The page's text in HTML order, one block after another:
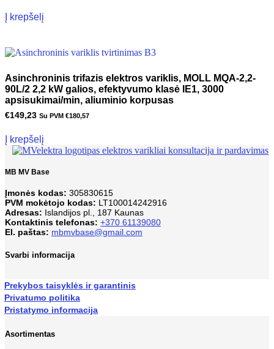
Į krepšelį
Asinchroninis trifazis elektros variklis, MOLL MQA-2,2-
90L/2 2,2 kW galios, efektyvumo klasė IE1, 3000
apsisukimai/min, aliuminio korpusas
€149,23 Su PVM €180,57
Į krepšelį
MB MV Base
Įmonės kodas: 305830615
PVM mokėtojo kodas: LT100014242916
Adresas: Islandijos pl., 187 Kaunas
Kontaktinis telefonas: +370 61139080
El. paštas: mbmvbase@gmail.com
Svarbi informacija
Prekybos taisyklės ir garantinis
Privatumo politika
Pristatymo informacija
Asortimentas